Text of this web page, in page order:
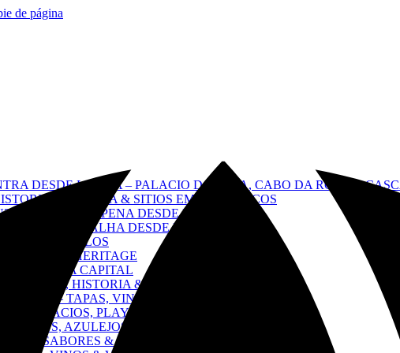
de página
DESDE LISBOA – PALACIO DA PENA, CABO DA ROCA Y
CULTURA & SITIOS EMBLEMÁTICOS
NACIONAL & PENA DESDE LISBOA
Y BATALHA DESDE LISBOA
& CASTILLOS
& HERITAGE
CAPITAL
– FE, HISTORIA & EMOCIÓN
– TAPAS, VINOS & CULTURA
– PALACIOS, PLAYAS & PUEBLOS
VINOS, AZULEJOS & CRISTO REY
SABORES & LIBERTAD